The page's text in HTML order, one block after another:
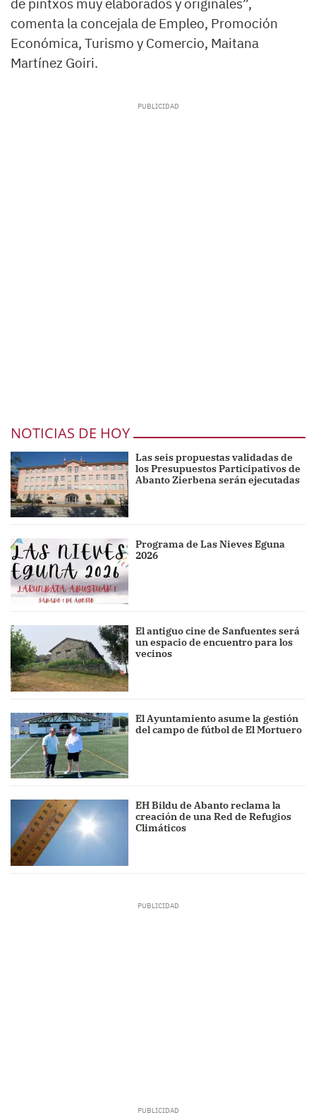
comenta la concejala de Empleo, Promoción
Económica, Turismo y Comercio, Maitana
Martínez Goiri.
NOTICIAS DE HOY
Las seis propuestas validadas de
los Presupuestos Participativos de
Abanto Zierbena serán ejecutadas
Programa de Las Nieves Eguna
2026
El antiguo cine de Sanfuentes será
un espacio de encuentro para los
vecinos
El Ayuntamiento asume la gestión
del campo de fútbol de El Mortuero
EH Bildu de Abanto reclama la
creación de una Red de Refugios
Climáticos